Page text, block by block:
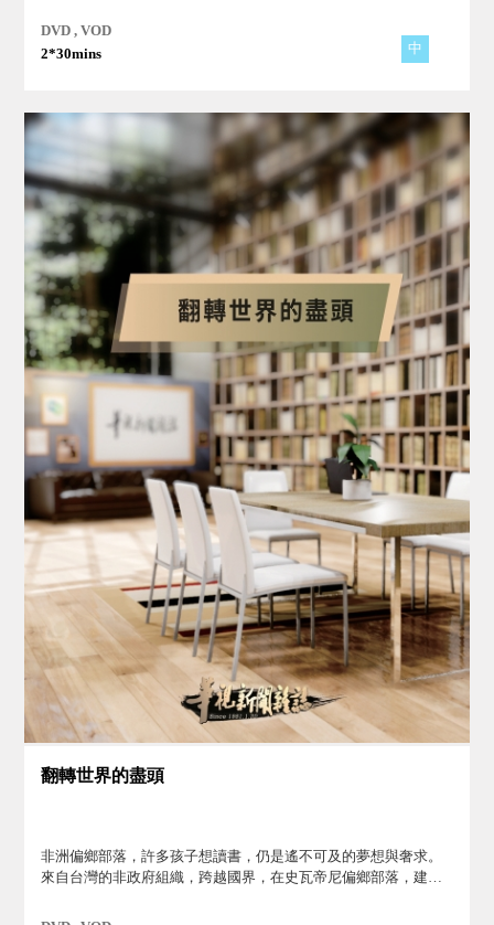
DVD , VOD
2*30mins
中
翻轉世界的盡頭
非洲偏鄉部落，許多孩子想讀書，仍是遙不可及的夢想與奢求。
來自台灣的非政府組織，跨越國界，在史瓦帝尼偏鄉部落，建立
文，和台灣牽起了深厚的緣分，也多了競爭力。